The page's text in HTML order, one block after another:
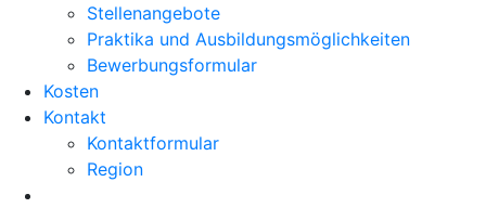
Stellenangebote
Praktika und Ausbildungsmöglichkeiten
Bewerbungsformular
Kosten
Kontakt
Kontaktformular
Region